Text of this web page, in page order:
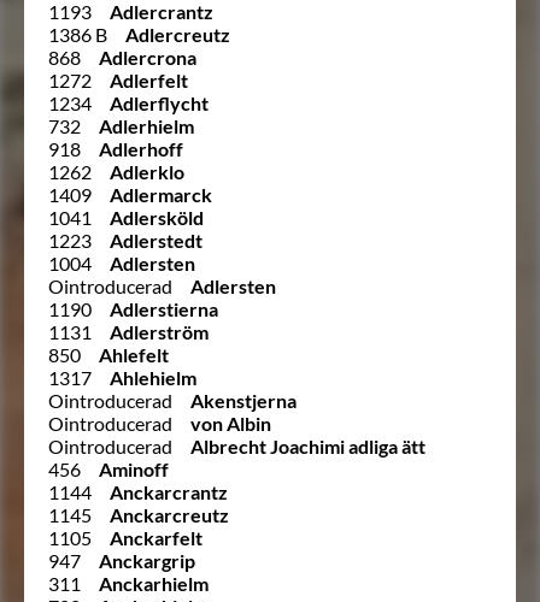
1193
Adlercrantz
1386 B
Adlercreutz
868
Adlercrona
1272
Adlerfelt
1234
Adlerflycht
732
Adlerhielm
918
Adlerhoff
1262
Adlerklo
1409
Adlermarck
1041
Adlersköld
1223
Adlerstedt
1004
Adlersten
Ointroducerad
Adlersten
1190
Adlerstierna
1131
Adlerström
850
Ahlefelt
1317
Ahlehielm
Ointroducerad
Akenstjerna
Ointroducerad
von Albin
Ointroducerad
Albrecht Joachimi adliga ätt
456
Aminoff
1144
Anckarcrantz
1145
Anckarcreutz
1105
Anckarfelt
947
Anckargrip
311
Anckarhielm